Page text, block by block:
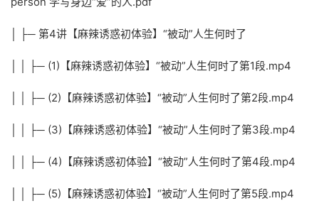
│ ├─ 第4讲【麻辣诱惑初体验】“被动”人生何时了
│ │ ├─ (1)【麻辣诱惑初体验】“被动”人生何时了第1段.mp4
│ │ ├─ (2)【麻辣诱惑初体验】“被动”人生何时了第2段.mp4
│ │ ├─ (3)【麻辣诱惑初体验】“被动”人生何时了第3段.mp4
│ │ ├─ (4)【麻辣诱惑初体验】“被动”人生何时了第4段.mp4
│ │ ├─ (5)【麻辣诱惑初体验】“被动”人生何时了第5段.mp4